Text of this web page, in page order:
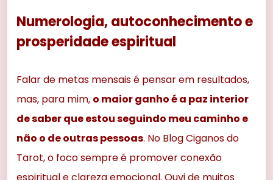
Numerologia, autoconhecimento e
prosperidade espiritual
Falar de metas mensais é pensar em resultados,
mas, para mim, o maior ganho é a paz interior
de saber que estou seguindo meu caminho e
não o de outras pessoas. No Blog Ciganos do
Tarot, o foco sempre é promover conexão
espiritual e clareza emocional. Ouvi de muitos